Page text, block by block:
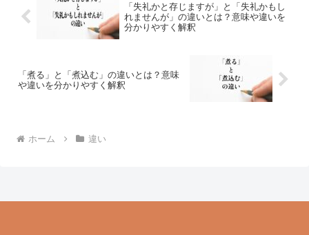
「失礼かと存じますが」と「失礼かもし
れませんが」の違いとは？意味や違いを
分かりやすく解釈
「煮る」と「煮込む」の違いとは？意味
や違いを分かりやすく解釈
ホーム 違い